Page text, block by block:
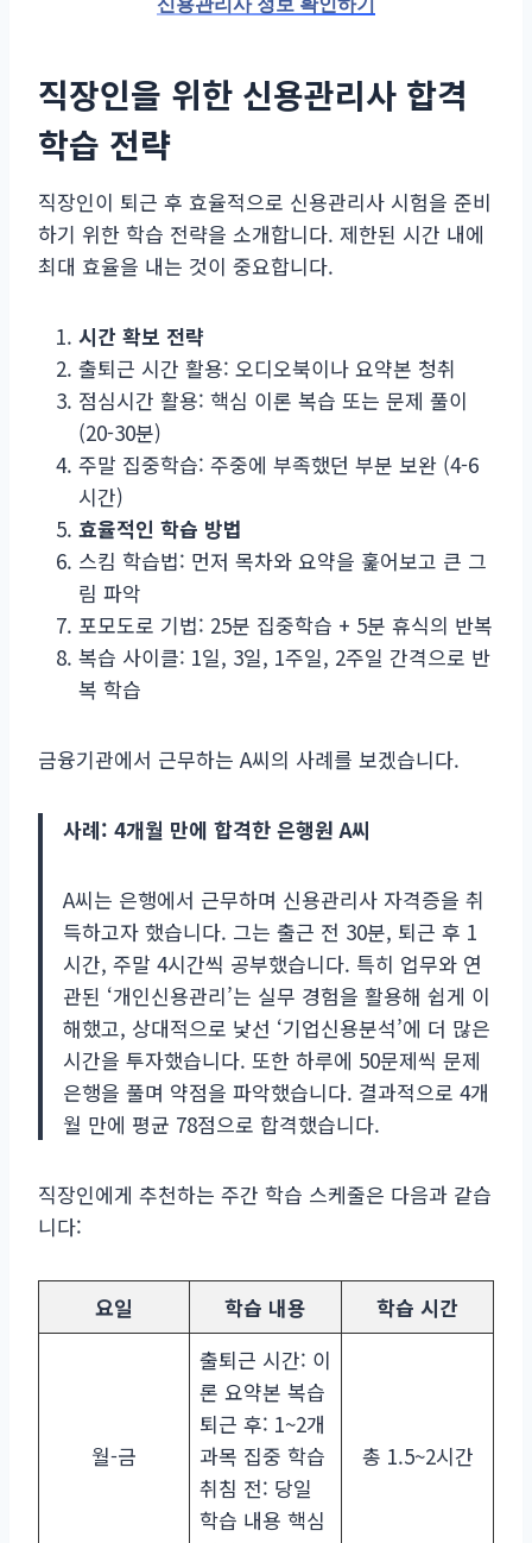
신용관리사 정보 확인하기
직장인을 위한 신용관리사 합격
학습 전략
직장인이 퇴근 후 효율적으로 신용관리사 시험을 준비
하기 위한 학습 전략을 소개합니다. 제한된 시간 내에
최대 효율을 내는 것이 중요합니다.
시간 확보 전략
출퇴근 시간 활용: 오디오북이나 요약본 청취
점심시간 활용: 핵심 이론 복습 또는 문제 풀이
(20-30분)
주말 집중학습: 주중에 부족했던 부분 보완 (4-6
시간)
효율적인 학습 방법
스킴 학습법: 먼저 목차와 요약을 훑어보고 큰 그
림 파악
포모도로 기법: 25분 집중학습 + 5분 휴식의 반복
복습 사이클: 1일, 3일, 1주일, 2주일 간격으로 반
복 학습
금융기관에서 근무하는 A씨의 사례를 보겠습니다.
사례: 4개월 만에 합격한 은행원 A씨
A씨는 은행에서 근무하며 신용관리사 자격증을 취
득하고자 했습니다. 그는 출근 전 30분, 퇴근 후 1
시간, 주말 4시간씩 공부했습니다. 특히 업무와 연
관된 ‘개인신용관리’는 실무 경험을 활용해 쉽게 이
해했고, 상대적으로 낯선 ‘기업신용분석’에 더 많은
시간을 투자했습니다. 또한 하루에 50문제씩 문제
은행을 풀며 약점을 파악했습니다. 결과적으로 4개
월 만에 평균 78점으로 합격했습니다.
직장인에게 추천하는 주간 학습 스케줄은 다음과 같습
니다:
요일 학습 내용 학습 시간
월-금
출퇴근 시간: 이
론 요약본 복습
퇴근 후: 1~2개
과목 집중 학습
취침 전: 당일
학습 내용 핵심
총 1.5~2시간